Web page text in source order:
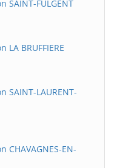
FULGENT
BRUFFIERE
LAURENT-
EN-